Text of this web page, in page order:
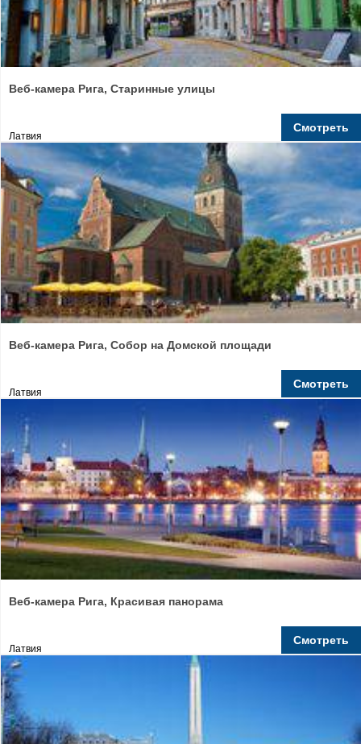
Веб-камера Рига, Старинные улицы
Латвия
Смотреть
Веб-камера Рига, Собор на Домской площади
Латвия
Смотреть
Веб-камера Рига, Красивая панорама
Латвия
Смотреть